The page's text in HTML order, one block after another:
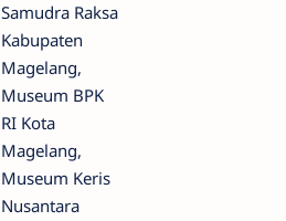
Samudra Raksa
Kabupaten
Magelang,
Museum BPK
RI Kota
Magelang,
Museum Keris
Nusantara